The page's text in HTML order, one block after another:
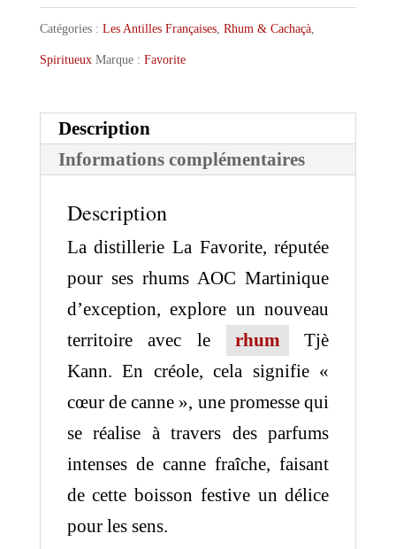
Catégories : Les Antilles Françaises, Rhum & Cachaçà,
Spiritueux Marque : Favorite
Description
Informations complémentaires
Description
La distillerie La Favorite, réputée
pour ses rhums AOC Martinique
d’exception, explore un nouveau
territoire avec le
rhum
Tjè
Kann. En créole, cela signifie «
cœur de canne », une promesse qui
se réalise à travers des parfums
intenses de canne fraîche, faisant
de cette boisson festive un délice
pour les sens.